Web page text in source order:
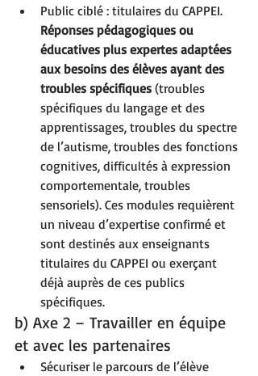
Public ciblé : titulaires du CAPPEI.
Réponses pédagogiques ou
éducatives plus expertes adaptées
aux besoins des élèves ayant des
troubles spécifiques (troubles
spécifiques du langage et des
apprentissages, troubles du spectre
de l’autisme, troubles des fonctions
cognitives, difficultés à expression
comportementale, troubles
sensoriels). Ces modules requièrent
un niveau d’expertise confirmé et
sont destinés aux enseignants
titulaires du CAPPEI ou exerçant
déjà auprès de ces publics
spécifiques.
b) Axe 2 – Travailler en équipe
et avec les partenaires
Sécuriser le parcours de l’élève